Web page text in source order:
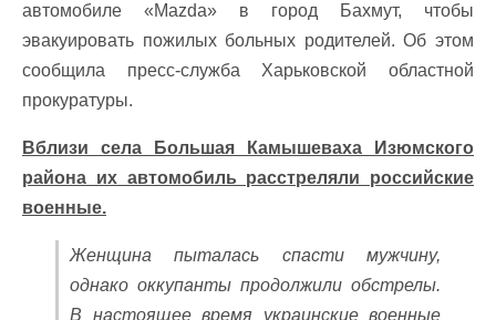
автомобиле «Mazda» в город Бахмут, чтобы
эвакуировать пожилых больных родителей. Об этом
сообщила пресс-служба Харьковской областной
прокуратуры.
Вблизи села Большая Камышеваха Изюмского
района их автомобиль расстреляли российские
военные.
Женщина пыталась спасти мужчину,
однако оккупанты продолжили обстрелы.
В настоящее время украинские военные